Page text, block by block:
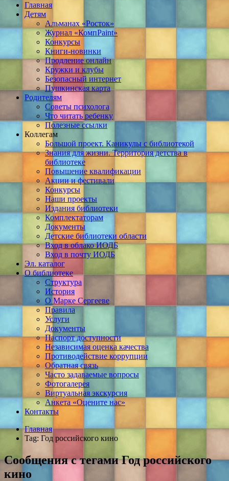
Главная
Детям
Альманах «Росток»
Журнал «КомпPaint»
Конкурсы
Книги-новинки
Продление онлайн
Кружки и клубы
Безопасный интернет
Пушкинская карта
Родителям
Советы психолога
Что читать ребенку
Полезные ссылки
Коллегам
Большой проект. Каникулы с библиотекой
Знания для жизни. Территория детства в
библиотеке
Повышение квалификации
Акции и фестивали
Конкурсы
Наши проекты
Издания библиотеки
Комплектаторам
Документы
Детские библиотеки области
Вход в облако ИОДБ
Вход в почту ИОДБ
Эл. каталог
О библиотеке
Структура
История
О Марке Сергееве
Правила
Услуги
Документы
Паспорт доступности
Независимая оценка качества
Противодействие коррупции
Обратная связь
Часто задаваемые вопросы
Фотогалерея
Виртуальная экскурсия
Анкета «Оцените нас»
Контакты
Главная
Tag: Год российского кино
Сообщения с тегамиГод российского
кино